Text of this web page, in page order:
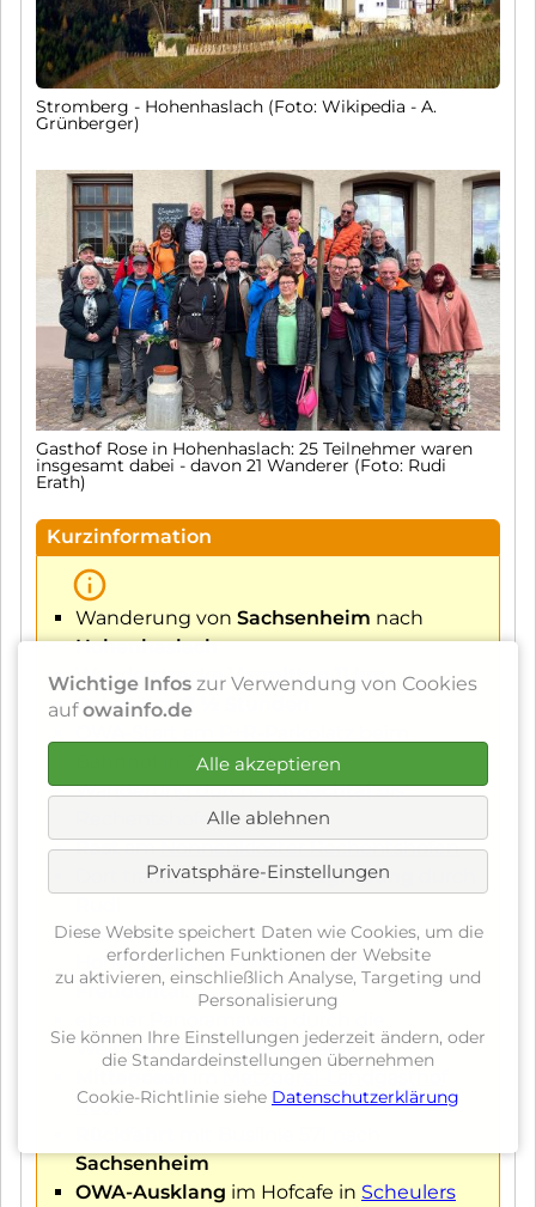
Stromberg - Hohenhaslach (Foto: Wikipedia - A.
Grünberger)
Gasthof Rose in Hohenhaslach: 25 Teilnehmer waren
insgesamt dabei - davon 21 Wanderer (Foto: Rudi
Erath)
Kurzinformation
Wanderung von Sachsenheim nach
Hohenhaslach
Wanderstrecke Vormittag 11 km
Gehzeit ca.3 ½ Stunden
Bahnhof in Sachsenheim
Wanderung durchsKirbachtalbis
Rechentshofen
RastamNonnenkloster Rechentshofen
Dort traditionelleOWA-Begrüßung
Wanderung mit Blick auf die
Hohenhaslacher Weinberge bis
Freudental.
Weinberge bisHohenhalach
Metzgerei-Landgasthof
Rose
Sachsenheim
OWA-Ausklang im Hofcafe in Scheulers
Wichtige Infos zur Verwendung von Cookies
aufowainfo.de
Alle akzeptieren
Alle ablehnen
Privatsphäre-Einstellungen
Diese Website speichert Daten wie Cookies, um die
erforderlichen Funktionen der Website
zu aktivieren, einschließlich Analyse, Targeting und
Personalisierung
Sie können Ihre Einstellungen jederzeit ändern, oder
die Standardeinstellungen übernehmen
Cookie-Richtlinie siehe Datenschutzerklärung